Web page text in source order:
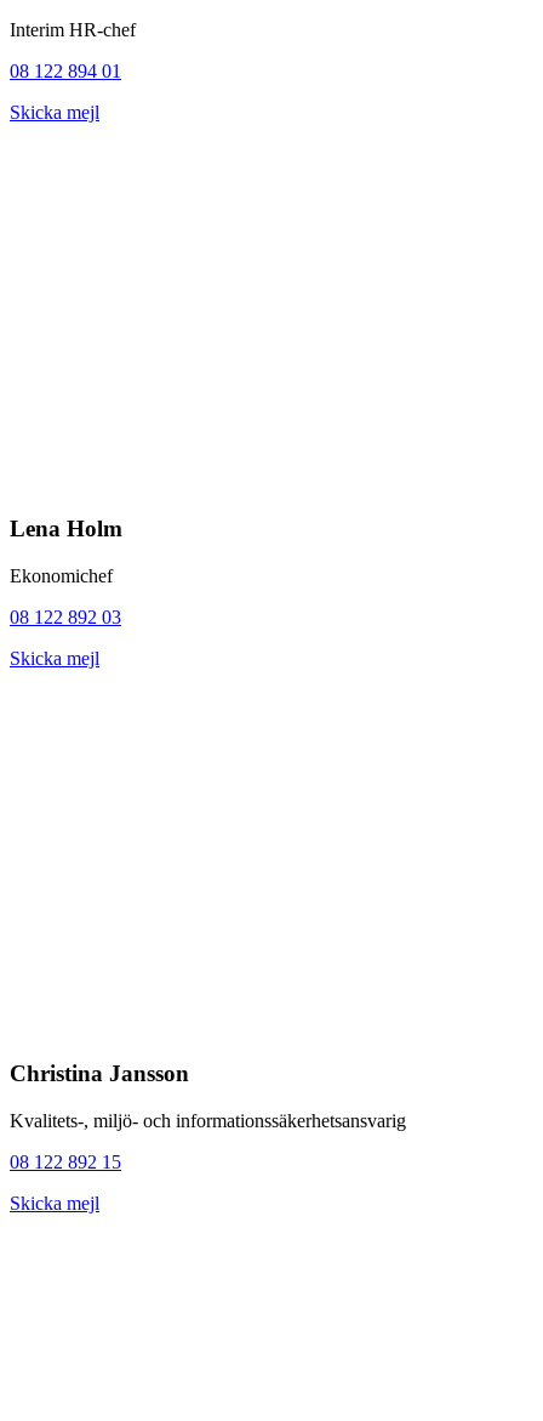
Interim HR-chef
08 122 894 01
Skicka mejl
Lena Holm
Ekonomichef
08 122 892 03
Skicka mejl
Christina Jansson
Kvalitets-, miljö- och informationssäkerhetsansvarig
08 122 892 15
Skicka mejl